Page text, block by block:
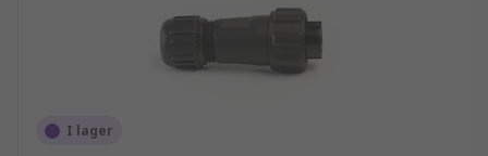
I lager